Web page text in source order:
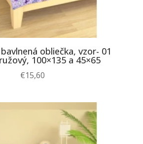
obliečka, vzor- 01
100×135 a 45×65
€15,60